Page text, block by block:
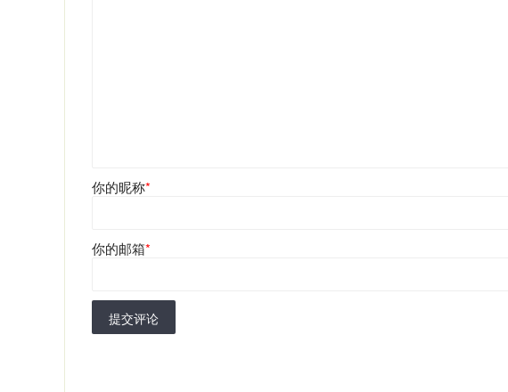
你的昵称*
你的邮箱*
提交评论